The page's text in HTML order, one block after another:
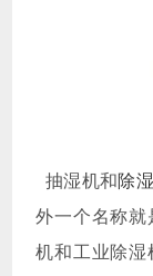
抽湿机和除
外一个名称就
机和工业除湿